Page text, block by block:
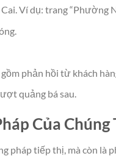
Ví dụ: trang “Phường
phản hồi từ khách
quảng bá sau.
Của Chúng
pháp tiếp thị, mà còn là